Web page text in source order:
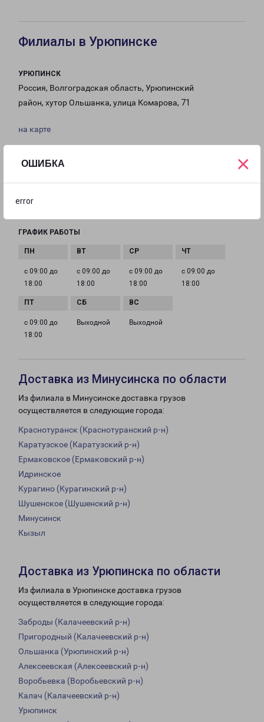
ОШИБКА
error
×
Филиалы в Урюпинске
УРЮПИНСК
Россия, Волгоградская область, Урюпинский
район, хутор Ольшанка, улица Комарова, 71
на карте
8 (84442)3-12-00
uryupinsk@pecom.ru
ГРАФИК РАБОТЫ
с 09:00 до
18:00
с 09:00 до
18:00
с 09:00 до
18:00
с 09:00 до
18:00
с 09:00 до
18:00
Выходной Выходной
Доставка из Минусинска по области
Из филиала в Минусинске доставка грузов
осуществляется в следующие города:
Краснотуранск (Краснотуранский р-н)
Каратузское (Каратузский р-н)
Ермаковское (Ермаковский р-н)
Идринское
Курагино (Курагинский р-н)
Шушенское (Шушенский р-н)
Минусинск
Кызыл
Доставка из Урюпинска по области
Из филиала в Урюпинске доставка грузов
осуществляется в следующие города:
Заброды (Калачеевский р-н)
Пригородный (Калачеевский р-н)
Ольшанка (Урюпинский р-н)
Алексеевская (Алексеевский р-н)
Воробьевка (Воробьевский р-н)
Калач (Калачеевский р-н)
Урюпинск